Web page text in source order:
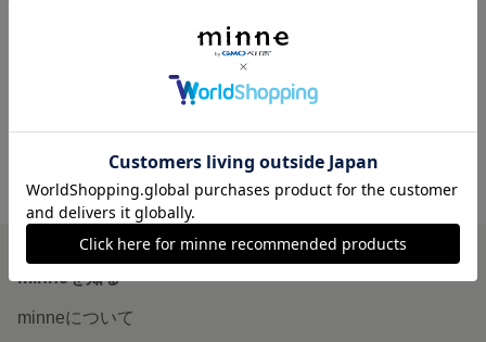
サイズ測定用 ネイルチップ
サイズ測定用 ネイルチップ
minne ホーム ネイルチップ の作品一覧
minneを知る
minneについて